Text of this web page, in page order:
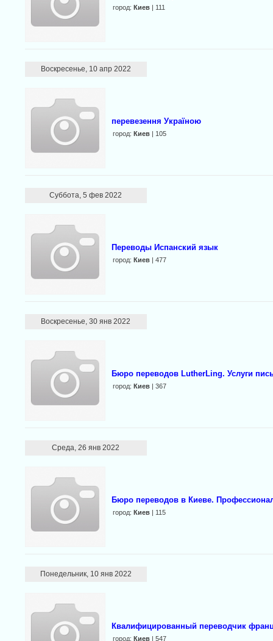
город: Киев| 111
Воскресенье, 10 апр 2022
перевезення Україною
город: Киев| 105
Суббота, 5 фев 2022
Переводы Испанский язык
город: Киев| 477
Воскресенье, 30 янв 2022
Бюро переводов LutherLing. Услуги
город: Киев| 367
Среда, 26 янв 2022
Бюро переводов в Киеве.
город: Киев| 115
Понедельник, 10 янв 2022
Квалифицированный переводчик
город: Киев| 547